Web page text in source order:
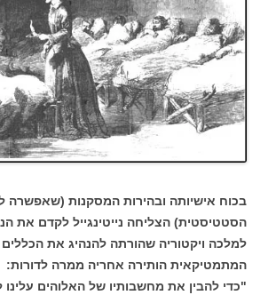
בכוח אישיותה ובהירות המסקנות (שאפשרה
הסטטיסטית) הצליחה נייטינגייל לקדם את
למלכה ויקטוריה שהורתה להנהיג את
המתמטיקאית הותירה אחריה ממרה לדורות:
"כדי להבין את מחשבותיו של האלוהים